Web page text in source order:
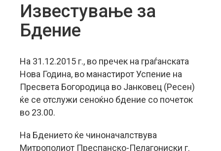
Известување за
Бдение
На 31.12.2015 г., во пречек на граѓанската
Нова Година, во манастирот Успение на
Пресвета Богородица во Јанковец (Ресен)
ќе се отслужи сеноќно бдение со почеток
во 23.00.
На Бдението ќе чиноначалствува
Митрополиот Преспанско-Пелагониски г.